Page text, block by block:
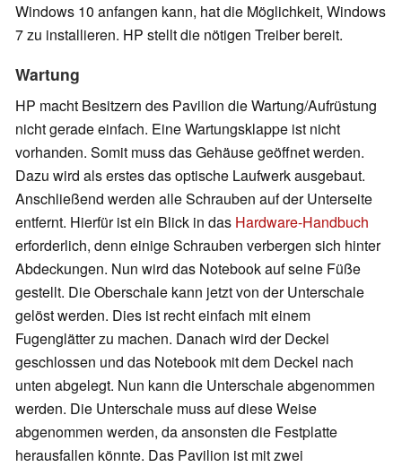
Windows 10 anfangen kann, hat die Möglichkeit, Windows
7 zu installieren. HP stellt die nötigen Treiber bereit.
Wartung
HP macht Besitzern des Pavilion die Wartung/Aufrüstung
nicht gerade einfach. Eine Wartungsklappe ist nicht
vorhanden. Somit muss das Gehäuse geöffnet werden.
Dazu wird als erstes das optische Laufwerk ausgebaut.
Anschließend werden alle Schrauben auf der Unterseite
entfernt. Hierfür ist ein Blick in das Hardware-Handbuch
erforderlich, denn einige Schrauben verbergen sich hinter
Abdeckungen. Nun wird das Notebook auf seine Füße
gestellt. Die Oberschale kann jetzt von der Unterschale
gelöst werden. Dies ist recht einfach mit einem
Fugenglätter zu machen. Danach wird der Deckel
geschlossen und das Notebook mit dem Deckel nach
unten abgelegt. Nun kann die Unterschale abgenommen
werden. Die Unterschale muss auf diese Weise
abgenommen werden, da ansonsten die Festplatte
herausfallen könnte. Das Pavilion ist mit zwei